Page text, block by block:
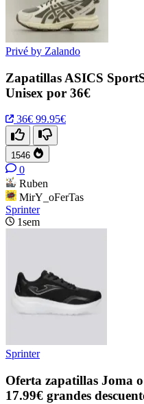
Privé by Zalando
Zapatillas ASICS
Unisex por 36€
36€ 99.95€
1546
0
Ruben
MirY_oFerTas
Sprinter
1sem
Sprinter
Oferta zapatillas Joma
17.99€ grandes